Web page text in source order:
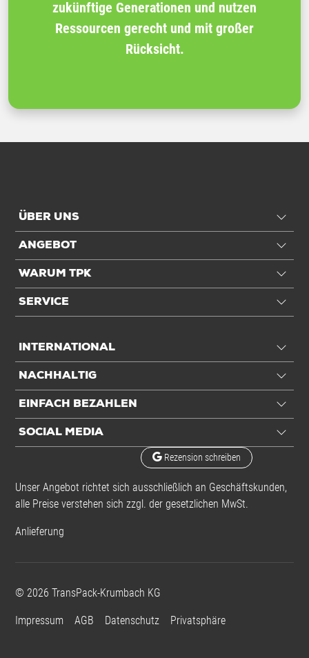
zukünftige Generationen und nutzen
Ressourcen gerecht und mit großer
Rücksicht.
ÜBER UNS
ANGEBOT
WARUM TPK
SERVICE
INTERNATIONAL
NACHHALTIG
EINFACH BEZAHLEN
SOCIAL MEDIA
Rezension schreiben
Unser Angebot richtet sich ausschließlich an Geschäftskunden,
alle Preise verstehen sich zzgl. der gesetzlichen MwSt.
Anlieferung
© 2026 TransPack-Krumbach KG
Impressum AGB Datenschutz Privatsphäre